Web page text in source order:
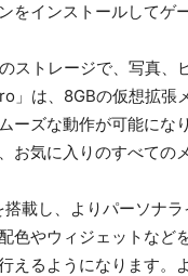
をインストールしてゲ
ストレージで、写真
」は、8GBの仮想拡
ーズな動作が可能に
お気に入りのすべての
載し、よりパーソナ
色やウィジェットな
えるようになります